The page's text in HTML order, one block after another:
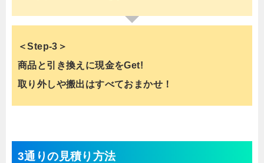
＜Step-3＞
商品と引き換えに現金をGet!
取り外しや搬出はすべておまかせ！
3通りの見積り方法